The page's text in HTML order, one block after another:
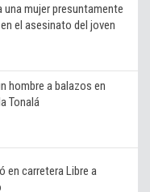
una mujer presuntamente
el asesinato del joven
hombre a balazos en
Tonalá
en carretera Libre a